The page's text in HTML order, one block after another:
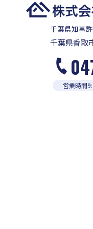
千葉県知事
千葉県香取
営業時間